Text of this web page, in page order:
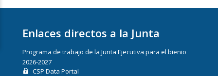
Enlaces directos a la Junta
Programa de trabajo de la Junta Ejecutiva para el bienio
2026-2027
CSP Data Portal